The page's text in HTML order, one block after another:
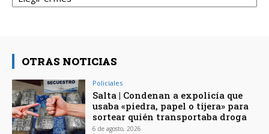
OTRAS NOTICIAS
Policiales
Salta | Condenan a expolicía que
usaba «piedra, papel o tijera» para
sortear quién transportaba droga
6 de agosto, 2026